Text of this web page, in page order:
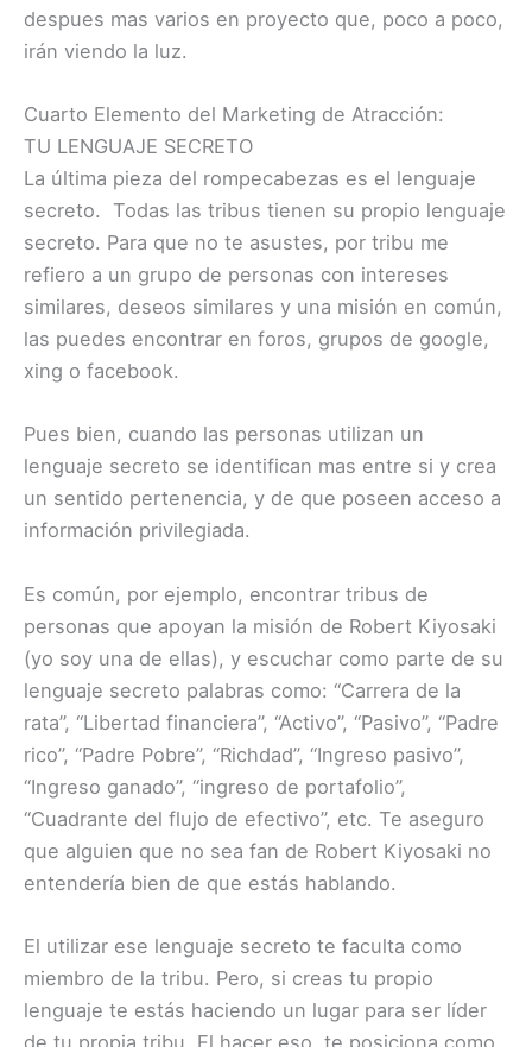
despues mas varios en proyecto que, poco a poco,
irán viendo la luz.
Cuarto Elemento del Marketing de Atracción:
TU LENGUAJE SECRETO
La última pieza del rompecabezas es el lenguaje
secreto. Todas las tribus tienen su propio lenguaje
secreto. Para que no te asustes, por tribu me
refiero a un grupo de personas con intereses
similares, deseos similares y una misión en común,
las puedes encontrar en foros, grupos de google,
xing o facebook.
Pues bien, cuando las personas utilizan un
lenguaje secreto se identifican mas entre si y crea
un sentido pertenencia, y de que poseen acceso a
información privilegiada.
Es común, por ejemplo, encontrar tribus de
personas que apoyan la misión de Robert Kiyosaki
(yo soy una de ellas), y escuchar como parte de su
lenguaje secreto palabras como: “Carrera de la
rata”, “Libertad financiera”, “Activo”, “Pasivo”, “Padre
rico”, “Padre Pobre”, “Richdad”, “Ingreso pasivo”,
“Ingreso ganado”, “ingreso de portafolio”,
“Cuadrante del flujo de efectivo”, etc. Te aseguro
que alguien que no sea fan de Robert Kiyosaki no
entendería bien de que estás hablando.
El utilizar ese lenguaje secreto te faculta como
miembro de la tribu. Pero, si creas tu propio
lenguaje te estás haciendo un lugar para ser líder
de tu propia tribu. El hacer eso te posiciona como